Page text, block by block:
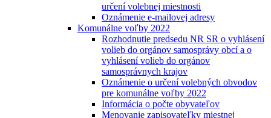
určení volebnej miestnosti
Oznámenie e-mailovej adresy
Komunálne voľby 2022
Rozhodnutie predsedu NR SR o vyhlásení
volieb do orgánov samosprávy obcí a o
vyhlásení volieb do orgánov
samosprávnych krajov
Oznámenie o určení volebných obvodov
pre komunálne voľby 2022
Informácia o počte obyvateľov
Menovanie zapisovateľky miestnej